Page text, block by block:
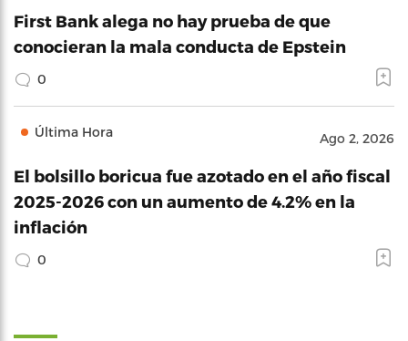
First Bank alega no hay prueba de que
conocieran la mala conducta de Epstein
0
Última Hora Ago 2, 2026
El bolsillo boricua fue azotado en el año fiscal
2025-2026 con un aumento de 4.2% en la
inflación
0